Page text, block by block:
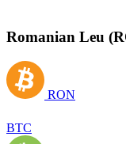
Romanian Leu
RON
BTC